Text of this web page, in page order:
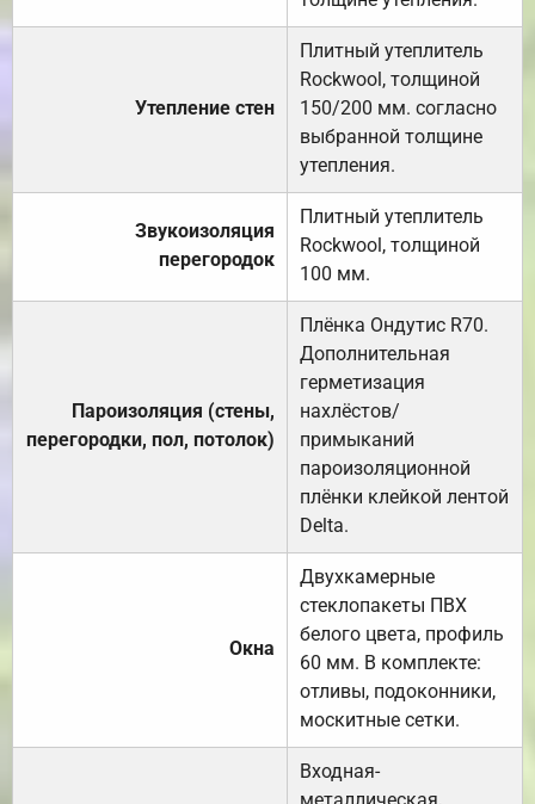
Утепление стен
Плитный утеплитель
Rockwool, толщиной
150/200 мм. согласно
выбранной толщине
утепления.
Звукоизоляция
перегородок
Плитный утеплитель
Rockwool, толщиной
100 мм.
Пароизоляция (стены,
перегородки, пол, потолок)
Плёнка Ондутис R70.
Дополнительная
герметизация
нахлёстов/
примыканий
пароизоляционной
плёнки клейкой лентой
Delta.
Окна
Двухкамерные
стеклопакеты ПВХ
белого цвета, профиль
60 мм. В комплекте:
отливы, подоконники,
москитные сетки.
Входная-